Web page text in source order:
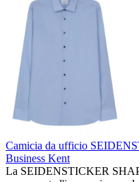
Camicia da ufficio
Business Kent
La SEIDENSTICKER